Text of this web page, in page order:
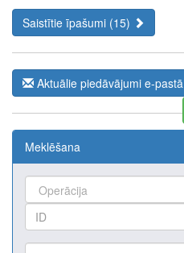
Saistītie īpašumi (15)
Aktuālie piedāvājumi e-pastā
Meklēšana